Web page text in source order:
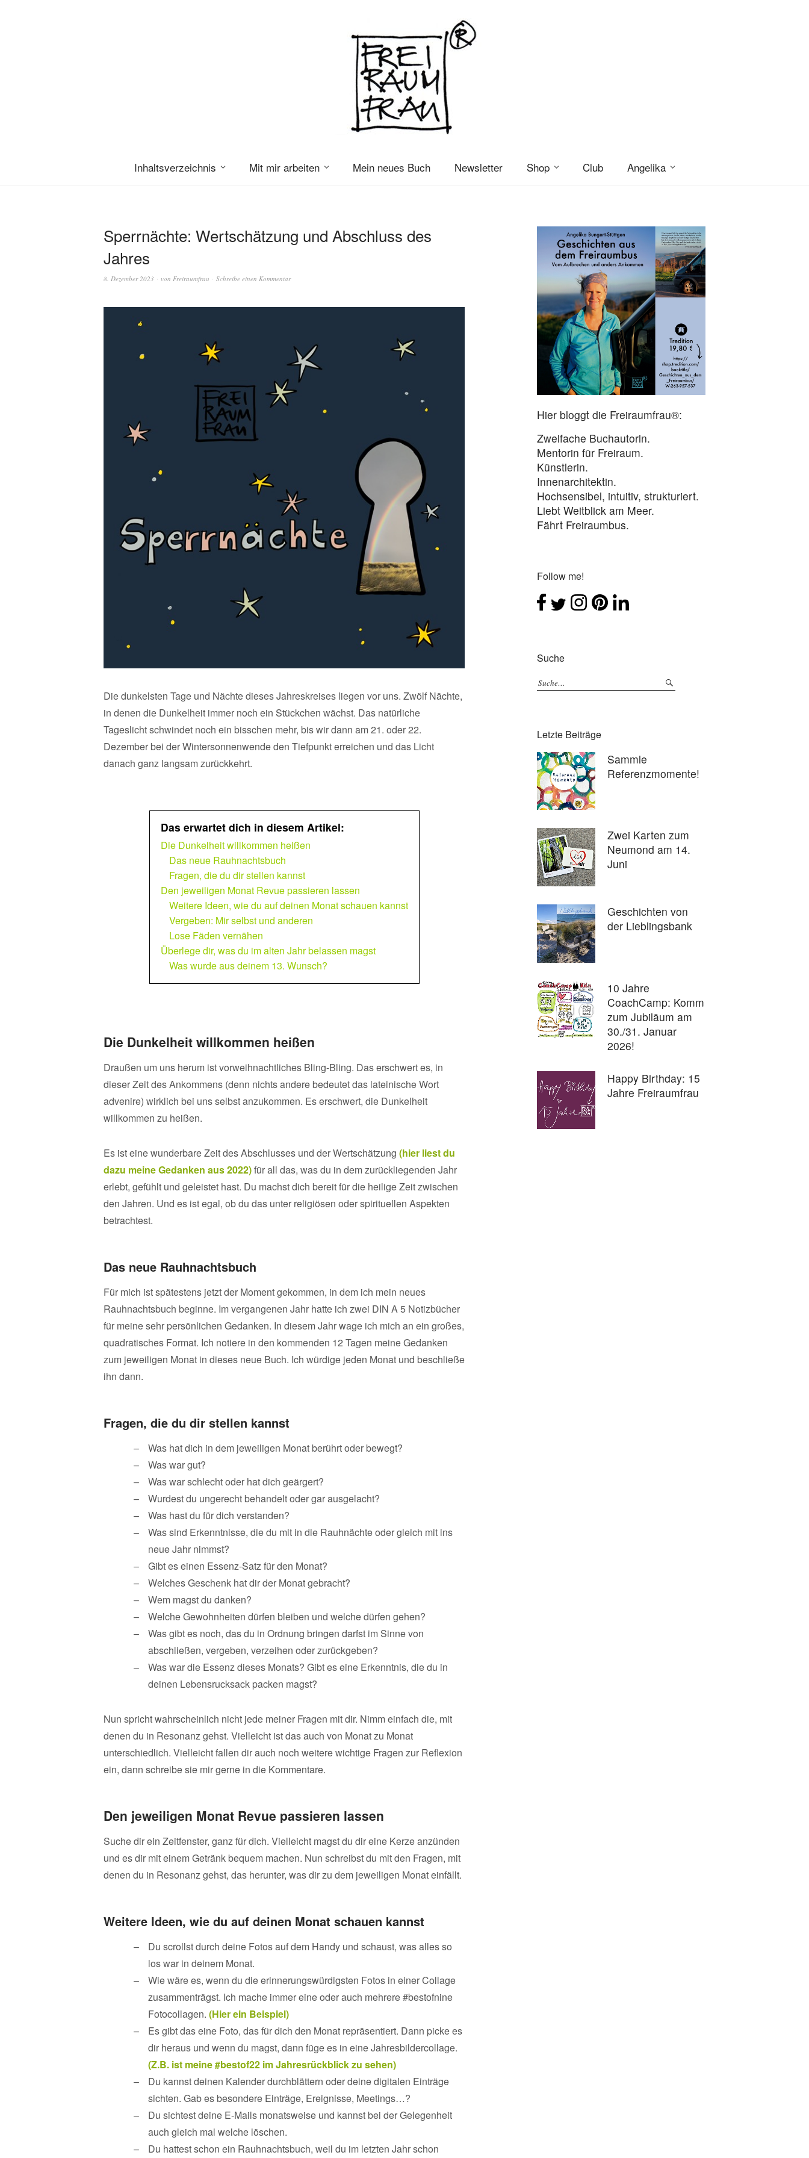
Inhaltsverzeichnis Mit mir arbeiten Mein neues Buch Newsletter Shop Club Angelika
Sperrnächte: Wertschätzung und Abschluss des
Jahres
8. Dezember 2023 von Freiraumfrau Schreibe einen Kommentar
Die dunkelsten Tage und Nächte dieses Jahreskreises liegen vor uns. Zwölf Nächte,
in denen die Dunkelheit immer noch ein Stückchen wächst. Das natürliche
Tageslicht schwindet noch ein bisschen mehr, bis wir dann am 21. oder 22.
Dezember bei der Wintersonnenwende den Tiefpunkt erreichen und das Licht
danach ganz langsam zurückkehrt.
Das erwartet dich in diesem Artikel:
Die Dunkelheit willkommen heißen
Das neue Rauhnachtsbuch
Fragen, die du dir stellen kannst
Den jeweiligen Monat Revue passieren lassen
Weitere Ideen, wie du auf deinen Monat schauen kannst
Vergeben: Mir selbst und anderen
Lose Fäden vernähen
Überlege dir, was du im alten Jahr belassen magst
Was wurde aus deinem 13. Wunsch?
Die Dunkelheit willkommen heißen
Draußen um uns herum ist vorweihnachtliches Bling-Bling. Das erschwert es, in
dieser Zeit des Ankommens (denn nichts andere bedeutet das lateinische Wort
advenire) wirklich bei uns selbst anzukommen. Es erschwert, die Dunkelheit
willkommen zu heißen.
Es ist eine wunderbare Zeit des Abschlusses und der Wertschätzung (hier liest du
dazu meine Gedanken aus 2022)für all das, was du in dem zurückliegenden Jahr
erlebt, gefühlt und geleistet hast. Du machst dich bereit für die heilige Zeit zwischen
den Jahren. Und es ist egal, ob du das unter religiösen oder spirituellen Aspekten
betrachtest.
Das neue Rauhnachtsbuch
Für mich ist spätestens jetzt der Moment gekommen, in dem ich mein neues
Rauhnachtsbuch beginne. Im vergangenen Jahr hatte ich zwei DIN A 5 Notizbücher
für meine sehr persönlichen Gedanken. In diesem Jahr wage ich mich an ein großes,
quadratisches Format. Ich notiere in den kommenden 12 Tagen meine Gedanken
zum jeweiligen Monat in dieses neue Buch. Ich würdige jeden Monat und beschließe
ihn dann.
Fragen, die du dir stellen kannst
Was hat dich in dem jeweiligen Monat berührt oder bewegt?
Was war gut?
Was war schlecht oder hat dich geärgert?
Wurdest du ungerecht behandelt oder gar ausgelacht?
Was hast du für dich verstanden?
Was sind Erkenntnisse, die du mit in die Rauhnächte oder gleich mit ins
neue Jahr nimmst?
Gibt es einen Essenz-Satz für den Monat?
Welches Geschenk hat dir der Monat gebracht?
Wem magst du danken?
Welche Gewohnheiten dürfen bleiben und welche dürfen gehen?
Was gibt es noch, das du in Ordnung bringen darfst im Sinne von
abschließen, vergeben, verzeihen oder zurückgeben?
Was war die Essenz dieses Monats? Gibt es eine Erkenntnis, die du in
deinen Lebensrucksack packen magst?
Nun spricht wahrscheinlich nicht jede meiner Fragen mit dir. Nimm einfach die, mit
denen du in Resonanz gehst. Vielleicht ist das auch von Monat zu Monat
unterschiedlich. Vielleicht fallen dir auch noch weitere wichtige Fragen zur Reflexion
ein, dann schreibe sie mir gerne in die Kommentare.
Den jeweiligen Monat Revue passieren lassen
Suche dir ein Zeitfenster, ganz für dich. Vielleicht magst du dir eine Kerze anzünden
und es dir mit einem Getränk bequem machen. Nun schreibst du mit den Fragen, mit
denen du in Resonanz gehst, das herunter, was dir zu dem jeweiligen Monat einfällt.
Weitere Ideen, wie du auf deinen Monat schauen kannst
Du scrollst durch deine Fotos auf dem Handy und schaust, was alles so
los war in deinem Monat.
Wie wäre es, wenn du die erinnerungswürdigsten Fotos in einer Collage
zusammenträgst. Ich mache immer eine oder auch mehrere #bestofnine
Fotocollagen. (Hier ein Beispiel)
Es gibt das eine Foto, das für dich den Monat repräsentiert. Dann picke es
dir heraus und wenn du magst, dann füge es in eine Jahresbildercollage.
(Z.B. ist meine #bestof22 im Jahresrückblick zu sehen)
Du kannst deinen Kalender durchblättern oder deine digitalen Einträge
sichten. Gab es besondere Einträge, Ereignisse, Meetings…?
Du sichtest deine E-Mails monatsweise und kannst bei der Gelegenheit
auch gleich mal welche löschen.
Du hattest schon ein Rauhnachtsbuch, weil du im letzten Jahr schon
Hier bloggt die Freiraumfrau®:
Zweifache Buchautorin.
Mentorin für Freiraum.
Künstlerin.
Innenarchitektin.
Hochsensibel, intuitiv, strukturiert.
Liebt Weitblick am Meer.
Fährt Freiraumbus.
Follow me!
Suche
Letzte Beiträge
Sammle
Referenzmomente!
Zwei Karten zum
Neumond am 14.
Juni
Geschichten von
der Lieblingsbank
10 Jahre
CoachCamp: Komm
zum Jubiläum am
30./31. Januar
2026!
Happy Birthday: 15
Jahre Freiraumfrau